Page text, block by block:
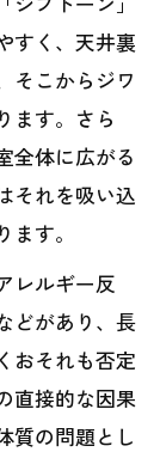
すく、天井裏
そこからジワ
ます。さら
全体に広がる
それを吸い込
す。
レルギー反
どがあり、長
おそれも否定
直接的な因果
質の問題とし